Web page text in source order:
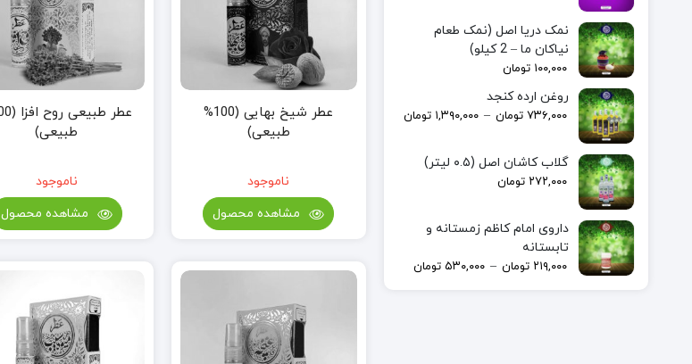
عطر شیخ بهایی (100%
طبیعی)
ناموجود
مشاهده محصول
طبیعی)
ناموجود
مشاهده محصول
نمک دریا اصل (نمک طعام
نیاکان ما – 2 کیلو)
۱۰۰,۰۰۰ تومان
روغن ارده کنجد
۷۳۶,۰۰۰ تومان – ۱,۳۹۰,۰۰۰ تومان
گلاب کاشان اصل (۰.۵ لیتر)
۲۷۲,۰۰۰ تومان
داروی امام کاظم زمستانه و
تابستانه
۲۱۹,۰۰۰ تومان – ۵۳۰,۰۰۰ تومان